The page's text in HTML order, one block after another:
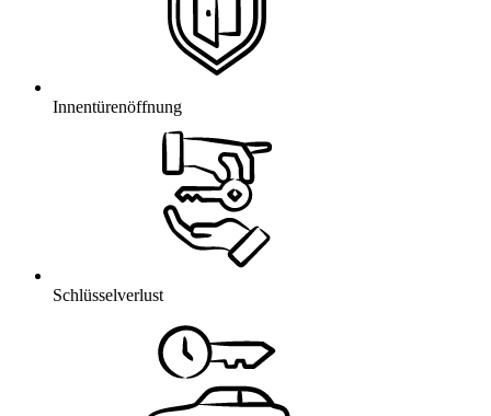
Innentürenöffnung
Schlüsselverlust